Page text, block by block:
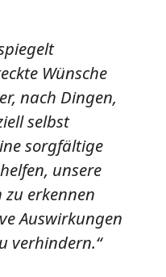
Wünsche
nach Dingen,
selbst
sorgfältige
unsere
erkennen
Auswirkungen
verhindern.“